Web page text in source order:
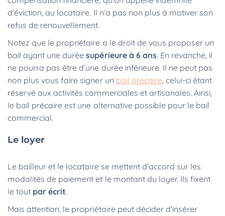
d’éviction, au locataire. Il n’a pas non plus à motiver son
refus de renouvellement.
Notez que le propriétaire a le droit de vous proposer un
bail ayant une duréesupérieure à 6 ans. En revanche, il
ne pourra pas être d’une durée inférieure. Il ne peut pas
non plus vous faire signer un bail précaire, celui-ci étant
réservé aux activités commerciales et artisanales. Ainsi,
le bail précaire est une alternative possible pour le bail
commercial.
Le loyer
Le bailleur et le locataire se mettent d’accord sur les
modalités de paiement et le montant du loyer. Ils fixent
le tout par écrit.
Mais attention, le propriétaire peut décider d’insérer